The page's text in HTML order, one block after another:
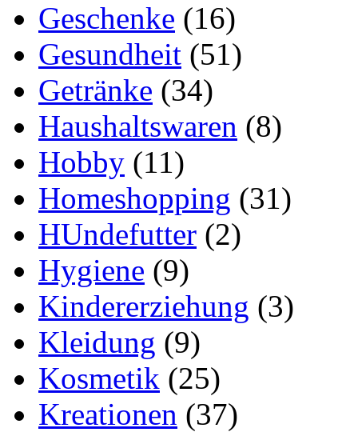
Geschenke (16)
Gesundheit (51)
Getränke (34)
Haushaltswaren (8)
Hobby (11)
Homeshopping (31)
HUndefutter (2)
Hygiene (9)
Kindererziehung (3)
Kleidung (9)
Kosmetik (25)
Kreationen (37)